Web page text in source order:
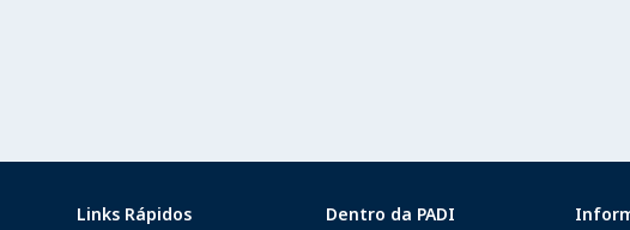
Links Rápidos Dentro da PADI